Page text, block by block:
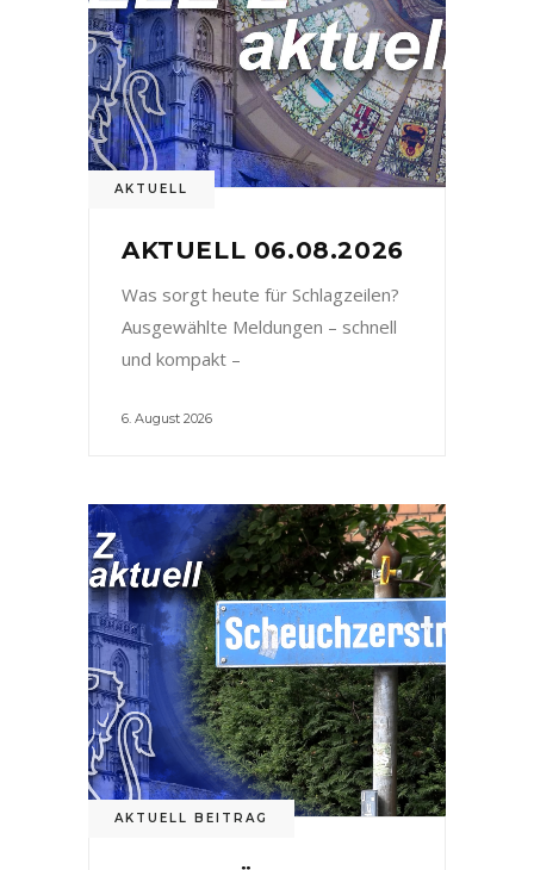
AKTUELL
AKTUELL 06.08.2026
Was sorgt heute für Schlagzeilen?
Ausgewählte Meldungen – schnell
und kompakt –
6. August 2026
AKTUELL BEITRAG